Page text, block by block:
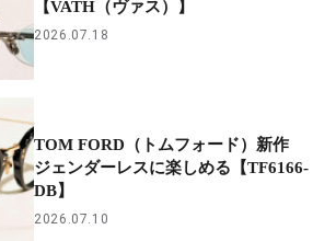
【VATH（ヴァス）】
2026.07.18
TOM FORD（トムフォード）新作
ジェンダーレスに楽しめる【TF6166-
DB】
2026.07.10